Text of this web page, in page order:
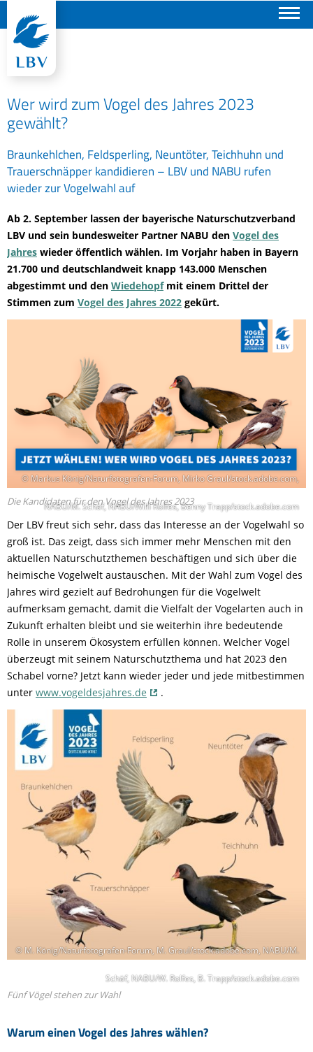
Wer wird zum Vogel des Jahres 2023
gewählt?
Braunkehlchen, Feldsperling, Neuntöter, Teichhuhn und
Trauerschnäpper kandidieren – LBV und NABU rufen
wieder zur Vogelwahl auf
Ab 2. September lassen der bayerische Naturschutzverband
LBV und sein bundesweiter Partner NABU den Vogel des
Jahres wieder öffentlich wählen. Im Vorjahr haben in Bayern
21.700 und deutschlandweit knapp 143.000 Menschen
abgestimmt und den Wiedehopfmit einem Drittel der
Stimmen zum Vogel des Jahres 2022 gekürt.
© Markus König/Naturfotografen-Forum, Mirko Graul/stock.adobe.com,
NABU/M. Schäf, NABU/Willi Rolfes, Benny Trapp/stock.adobe.com
Die Kandidaten für den Vogel des Jahres 2023
Der LBV freut sich sehr, dass das Interesse an der Vogelwahl so
groß ist. Das zeigt, dass sich immer mehr Menschen mit den
aktuellen Naturschutzthemen beschäftigen und sich über die
heimische Vogelwelt austauschen. Mit der Wahl zum Vogel des
Jahres wird gezielt auf Bedrohungen für die Vogelwelt
aufmerksam gemacht, damit die Vielfalt der Vogelarten auch in
Zukunft erhalten bleibt und sie weiterhin ihre bedeutende
Rolle in unserem Ökosystem erfüllen können. Welcher Vogel
überzeugt mit seinem Naturschutzthema und hat 2023 den
Schabel vorne? Jetzt kann wieder jeder und jede mitbestimmen
unter www.vogeldesjahres.de .
Warum einen Vogel des Jahres wählen?
© M. König/Naturfotografen-Forum, M. Graul/stock.adobe.com, NABU/M.
Schäf, NABU/W. Rolfes, B. Trapp/stock.adobe.com
Fünf Vögel stehen zur Wahl